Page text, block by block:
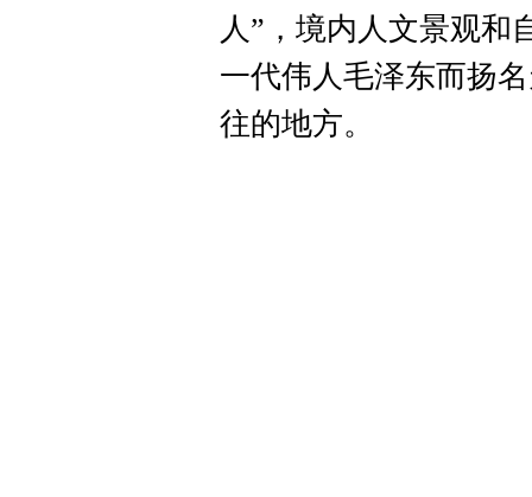
人”，境内人文景观和
一代伟人毛泽东而扬
往的地方。